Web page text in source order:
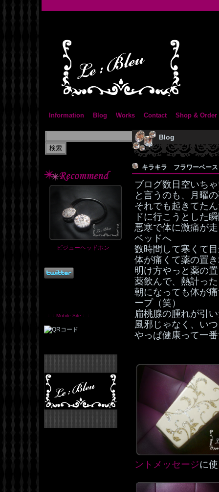
Information Blog Works Contact Shop & Order
ビジューヘッドホン
：：Mobile Site：：
Blog
キラキラ フラワーベー
ブログ数日空いち
と言うのも、月曜
それでも起きてた
ドに行こうとした
悪寒で体に激痛が
ベッドへ
数時間して寒くて
体が痛くて薬の置
明け方やっと薬の
薬飲んで、熱計っ
朝になっても体が
ープ（笑）
扁桃腺の腫れが引
風邪じゃなく、い
やっぱ健康って一
ントメッセージに